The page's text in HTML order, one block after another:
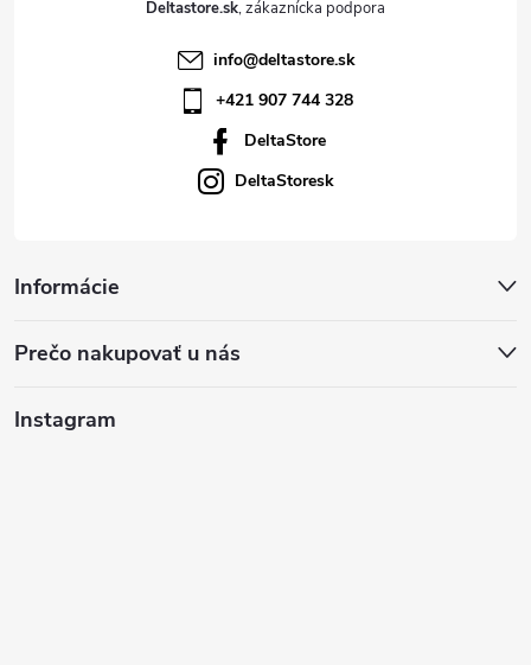
Deltastore.sk
info@deltastore.sk
+421 907 744 328
DeltaStore
DeltaStoresk
Informácie
Prečo nakupovať u nás
Instagram